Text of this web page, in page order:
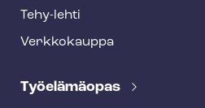
Tehy-lehti
Verkkokauppa
Työelämäopas